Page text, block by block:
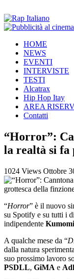
HOME
NEWS
EVENTI
INTERVISTE
TESTI
Alcatrax
Hip Hop Itay
AREA
Contatti
“Horror”:
la realtà si fa
1024 Views Ottobre
“Horror” è il nuovo
su Spotify e su tutti i
indipendente Kumomi
A qualche mese da “
dalla natura
suo prossimo lavoro
PSDLL, GiMA e